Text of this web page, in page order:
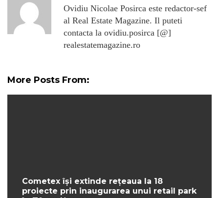
Ovidiu Nicolae Posirca este redactor-sef
al Real Estate Magazine. Il puteti
contacta la ovidiu.posirca [@]
realestatemagazine.ro
More Posts From:
Cometex își extinde rețeaua la 18
proiecte prin inaugurarea unui retail park